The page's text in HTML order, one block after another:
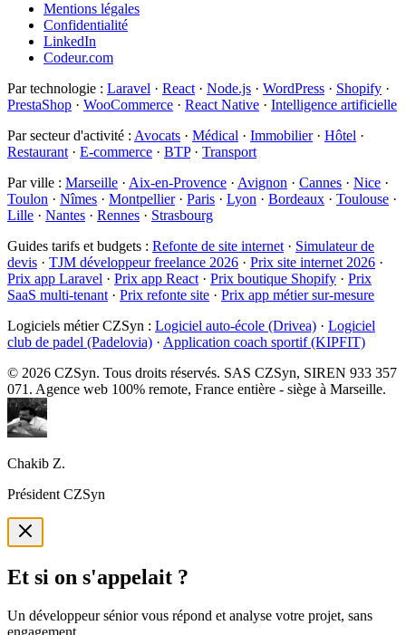
Mentions légales
Confidentialité
LinkedIn
Codeur.com
Par technologie : Laravel · React · Node.js · WordPress · Shopify ·
PrestaShop · WooCommerce · React Native · Intelligence artificielle
Par secteur d'activité : Avocats · Médical · Immobilier· Hôtel ·
Restaurant · E-commerce · BTP· Transport
Par ville : Marseille · Aix-en-Provence · Avignon · Cannes · Nice ·
Toulon · Nîmes · Montpellier· Paris · Lyon · Bordeaux · Toulouse ·
Lille · Nantes · Rennes · Strasbourg
Guides tarifs et budgets : Refonte de site internet · Simulateur de
devis · TJM développeur freelance 2026 · Prix site internet 2026 ·
Prix app Laravel · Prix app React · Prix boutique Shopify · Prix
SaaS multi-tenant · Prix refonte site · Prix app métier sur-mesure
Logiciels métier CZSyn : Logiciel auto-école (Drivea) · Logiciel
club de padel (Padelovia) · Application coach sportif (KIPFIT)
© 2026 CZSyn. Tous droits réservés. SAS CZSyn, SIREN 933 357
071. Agence web 100% remote, France entière - siège à Marseille.
Chakib Z.
Président CZSyn
Et si on s'appelait ?
Un développeur sénior vous répond et analyse votre projet, sans
engagement.